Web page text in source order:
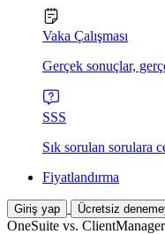
Vaka Çalışması
Gerçek sonuçlar,
SSS
Sık sorulan sorulara
Fiyatlandırma
Giriş yap Ücretsiz
OneSuite vs. ClientManager